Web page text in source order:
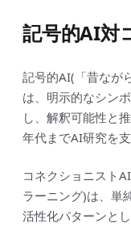
記号的AI対
記号的AI(「昔なが
は、明示的なシン
し、解釈可能性と
年代までAI研究を支
コネクショニスト
ラーニング)は、単
活性化パターンと